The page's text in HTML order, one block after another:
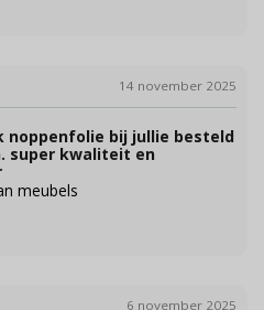
14 november 2025
noppenfolie bij jullie besteld
super kwaliteit en
meubels
6 november 2025